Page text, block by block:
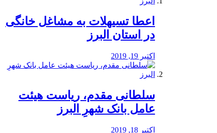
️اعطا تسیهلات به مشاغل خانگی
در استان البرز
اکتبر 19, 2019
سلطانی مقدم، ریاست هیئت
عامل بانک شهرِ البرز
اکتبر 18, 2019